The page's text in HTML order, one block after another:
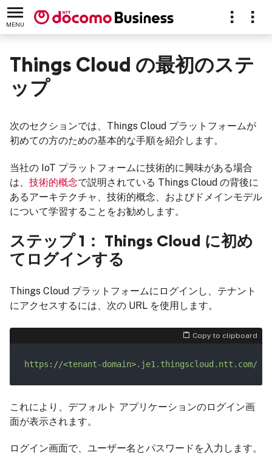
MENU
Things Cloud の最初のステ
ップ
次のセクションでは、Things Cloud プラットフォームが
初めての方のための基本的な手順を紹介します。
当社の IoT プラットフォームに技術的に興味がある場合
は、 技術的概念で説明されている Things Cloud の背後に
あるアーキテクチャ、技術的概念、およびドメインモデル
について学習することをお勧めします。
ステップ 1： Things Cloud に初め
てログインする
Things Cloud プラットフォームにログインし、テナント
にアクセスするには、次の URL を使用します。
Copy to clipboard
これにより、デフォルト アプリケーションのログイン画
面が表示されます。
ログイン画面で、ユーザー名とパスワードを入力します。